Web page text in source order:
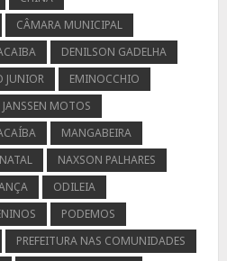
CÂMARA MUNICIPAL
DENILSON GADELHA
JUNIOR
EMINOCCHIO
JANSSEN MOTOS
MANGABEIRA
NATAL
NAXSON PALHARES
ODILEIA
PODEMOS
PREFEITURA NAS COMUNIDADES